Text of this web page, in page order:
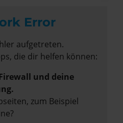
Error
aufgetreten.
die dir helfen können:
und deine
zum Beispiel